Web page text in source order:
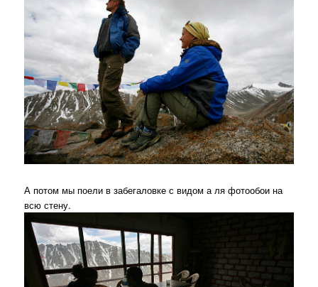
А потом мы поели в забегаловке с видом а ля фотообои на
всю стену.